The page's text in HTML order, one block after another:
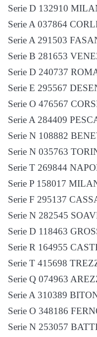
Serie D 132910
Serie A 037864
Serie A 291503
Serie B 281653
Serie D 240737
Serie E 295567
Serie O 476567
Serie A 284409
Serie N 108882
Serie N 035763
Serie T 269844
Serie P 158017
Serie F 295137
Serie N 282545
Serie D 118463
Serie R 164955
Serie T 415698
Serie Q 074963
Serie A 310389
Serie O 348186
Serie N 253057